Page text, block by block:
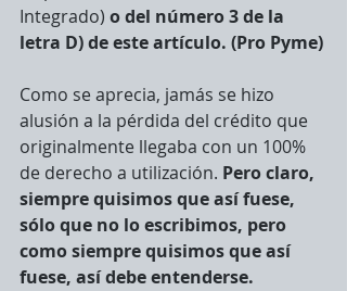
Integrado) o del número 3 de la
letra D) de este artículo. (Pro Pyme)
Como se aprecia, jamás se hizo
alusión a la pérdida del crédito que
originalmente llegaba con un 100%
de derecho a utilización. Pero claro,
siempre quisimos que así fuese,
sólo que no lo escribimos, pero
como siempre quisimos que así
fuese, así debe entenderse.